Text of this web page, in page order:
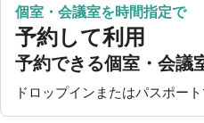
8月11日（火）
11:00
8月12日（水）
個室・会議室を時間指定で
予約して利用
予約できる個室・会議
ドロップインまたはパスポー